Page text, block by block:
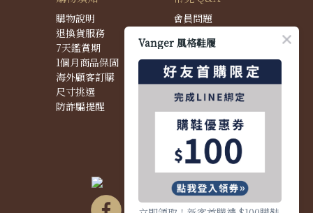
購物說明
退換貨服務
7天鑑賞期
1個月商品保固
海外顧客訂購
尺寸挑選
防詐騙提醒
會員問題
配送問題
退換貨問題
商品問題
Vanger 風格鞋履